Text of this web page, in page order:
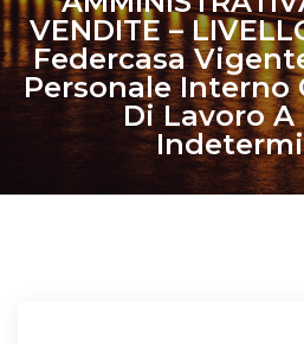
VENDITE –
Federcasa
Personale Interno
Di Lavoro